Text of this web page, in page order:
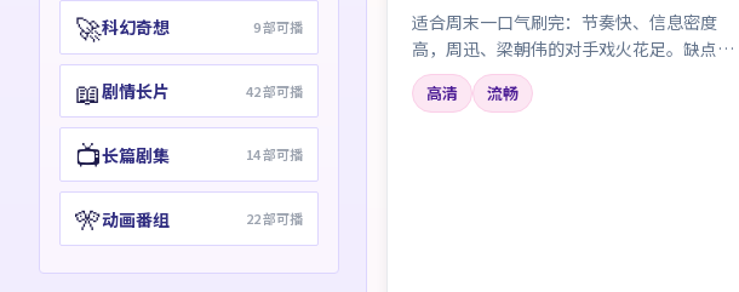
🚀科幻奇想 9部可播
📖剧情长片 42部可播
📺长篇剧集 14部可播
🎌动画番组 22部可播
适合周末一口气刷完：节奏快、信息密度
高，周迅、梁朝伟的对手戏火花足。缺点？
个别桥段略煽情——但瑕不掩瑜。
高清 流畅